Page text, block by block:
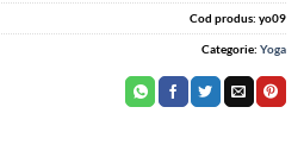
Cod produs: yo09
Categorie: Yoga